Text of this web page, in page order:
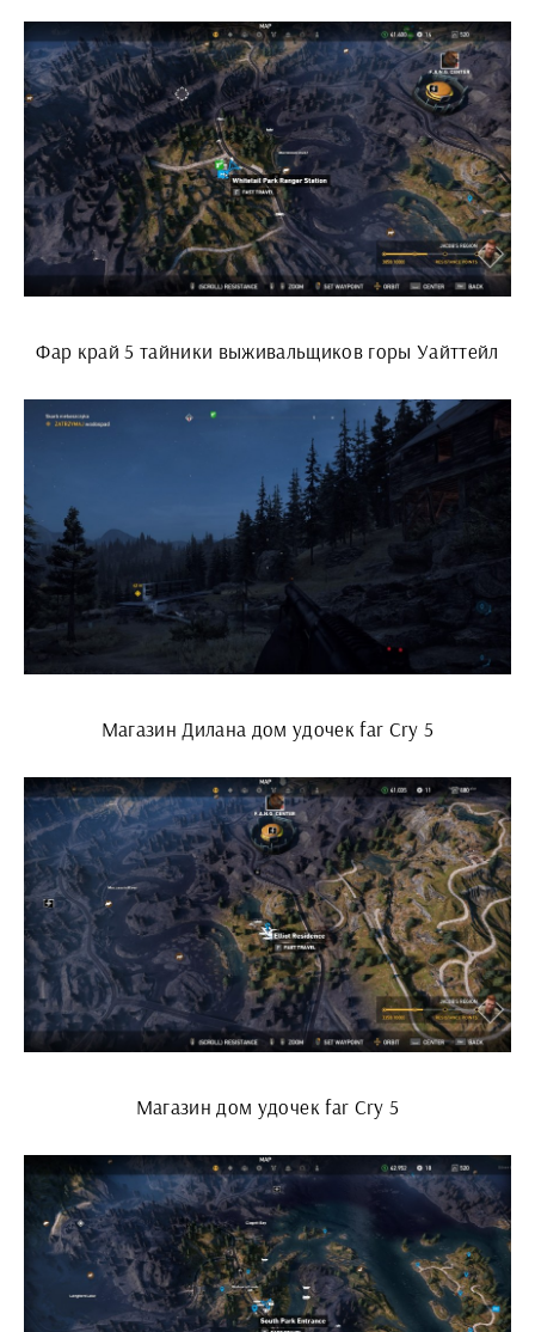
Фар край 5 тайники выживальщиков горы Уайттейл
Магазин Дилана дом удочек far Cry 5
Магазин дом удочек far Cry 5